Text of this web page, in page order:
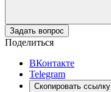
Задать вопрос
Поделиться
ВКонтакте
Telegram
Скопировать ссылку